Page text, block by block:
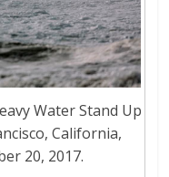
Water Stand Up
California,
20, 2017.